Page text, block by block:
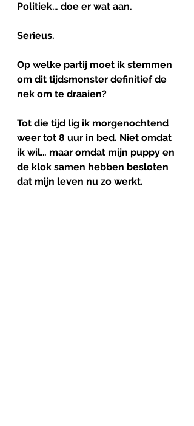
Politiek… doe er wat aan.
Serieus.
Op welke partij moet ik stemmen
om dit tijdsmonster definitief de
nek om te draaien?
Tot die tijd lig ik morgenochtend
weer tot 8 uur in bed. Niet omdat
ik wil… maar omdat mijn puppy en
de klok samen hebben besloten
dat mijn leven nu zo werkt.